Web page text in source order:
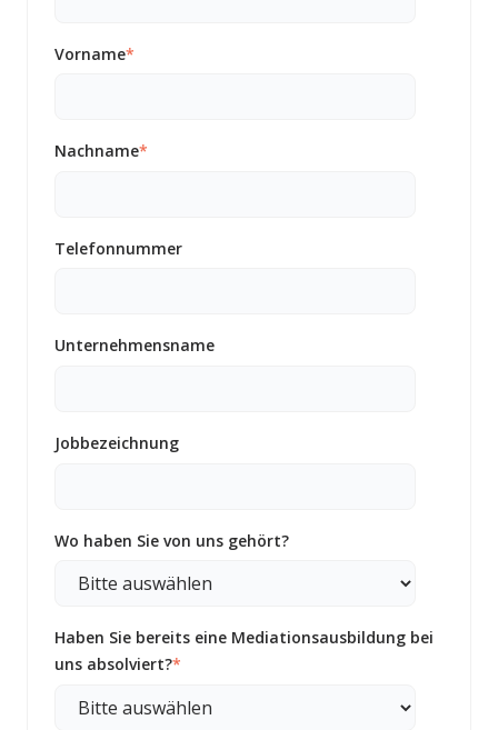
Vorname*
Nachname*
Telefonnummer
Unternehmensname
Jobbezeichnung
Wo haben Sie von uns gehört?
Haben Sie bereits eine Mediationsausbildung bei
uns absolviert?*